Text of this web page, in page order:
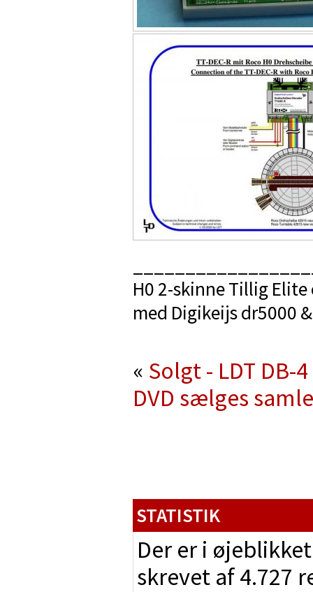
H0 2-skinne Tillig Elite
med Digikeijs dr5000
« Solgt - LDT DB-
DVD sælges
STATISTIK
Der er i
skrevet af 4.727